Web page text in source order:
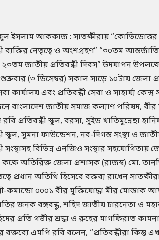
ইসলাম আককাজ : সাতক্ষীরায় “কোভিডোত্তর
ব্যক্তির নেতৃত্বে ও অংশগ্রহণ” “৩০তম
জাতীয় প্রতিবন্ধী দিবস” উদযাপন
(৩ ডিসেম্বর) সকাল সাড়ে ১০টায় জেলা
কার্যালয় এবং প্রতিবন্ধী সেবা ও সাহার্য্য কেন্দ্র
বাংলাদেশ জাতীয় সমাজ কল্যাণ পরিষদ, বীর
প্রতিবন্ধী স্কুল, বরসা, সুইড খাতিমুন্নেছা
স্কুল, সুমনা ফাউন্ডেশন, নব-দিগন্ত সংস্থা ও
সংস্থাসহ বিভিন্ন এনজিও সংস্থার সহযোগিতায়
অতিরিক্ত জেলা প্রশাসক (রাজস্ব) মো.
প্রধান অতিথি হিসেবে বক্তব্য রাখেন
কমান্ডো ০০০১ বীর মুক্তিযোদ্ধা মীর মোস্তাক
জনক বঙ্গবন্ধু, শহিদ জাতীয় চারনেতা ও
প্রতি গভীর শ্রদ্ধা ও রুহের মাগফিরাত
বক্তব্যে এমপি রবি বলেন, “প্রতিবন্ধীরা কিন্তু